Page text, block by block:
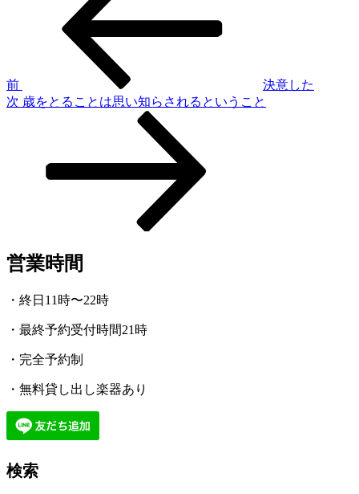
ゲ
ー
前
決意した
次
次 歳をとることは思い知らされるということ
営業時間
・終日11時〜22時
・最終予約受付時間21時
・完全予約制
・無料貸し出し楽器あり
検索